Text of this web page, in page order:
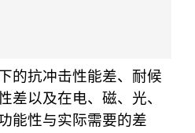
的抗冲击性能差、耐候
差以及在电、磁、光、
能性与实际需要的差